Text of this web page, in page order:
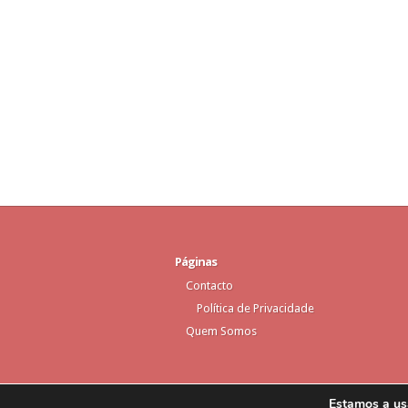
Páginas
Contacto
Política de Privacidade
Quem Somos
Estamos a